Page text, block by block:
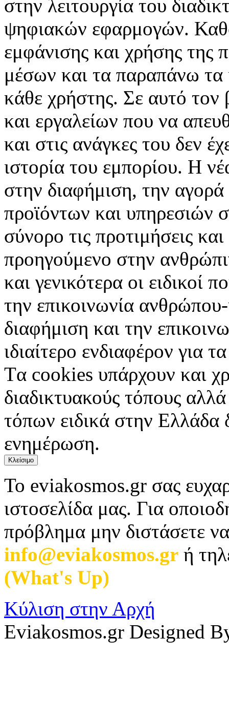
στην λειτουργία του
ψηφιακών εφαρμογών.
εμφάνισης και χρήσης της
μέσων και τα παραπάνω τα
κάθε χρήστης. Σε αυτό
και εργαλείων που να
και στις ανάγκες του δεν
ιστορία του εμπορίου. Η
στην διαφήμιση, την
προϊόντων και υπηρεσιών
σύνορο τις προτιμήσεις
προηγούμενο στην
και γενικότερα οι ειδικοί
την επικοινωνία
διαφήμιση και την
ιδιαίτερο ενδιαφέρον για
Tα cookies υπάρχουν και
διαδικτυακούς τόπους
τόπων ειδικά στην Ελλάδα
ενημέρωση.
Κλείσιμο
Το eviakosmos.gr σας
ιστοσελίδα μας. Για
πρόβλημα μην διστάσετε
info@eviakosmos.gr ή
(What's Up)
Κύλιση στην Αρχή
Eviakosmos.gr Designed